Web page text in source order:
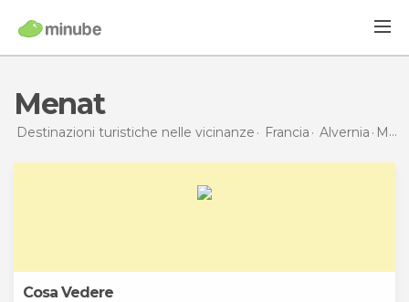
Menat
Destinazioni turistiche nelle vicinanze Francia Alvernia Menat
Cosa Vedere